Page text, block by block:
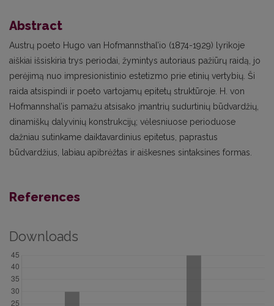
Abstract
Austrų poeto Hugo van Hofmannsthal’io (1874-1929) lyrikoje
aiškiai išsiskiria trys periodai, žymintys autoriaus pažiūrų raidą, jo
perėjimą nuo impresionistinio estetizmo prie etinių vertybių. Ši
raida atsispindi ir poeto vartojamų epitetų struktūroje. H. von
Hofmannshal’is pamažu atsisako įmantrių sudurtinių būdvardžių,
dinamiškų dalyvinių konstrukcijų; vėlesniuose perioduose
dažniau sutinkame daiktavardinius epitetus, paprastus
būdvardžius, labiau apibrėžtas ir aiškesnes sintaksines formas.
References
Downloads